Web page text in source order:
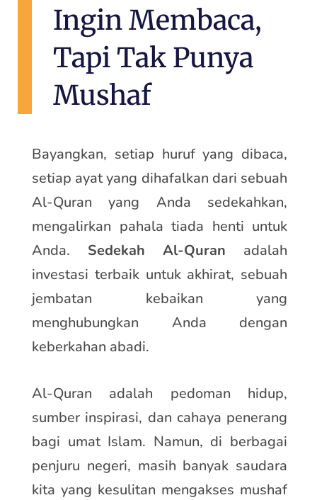
Ingin Membaca,
Tapi Tak Punya
Mushaf
Bayangkan, setiap huruf yang dibaca,
setiap ayat yang dihafalkan dari sebuah
Al-Quran yang Anda sedekahkan,
mengalirkan pahala tiada henti untuk
Anda. Sedekah Al-Quran adalah
investasi terbaik untuk akhirat, sebuah
jembatan kebaikan yang
menghubungkan Anda dengan
keberkahan abadi.
Al-Quran adalah pedoman hidup,
sumber inspirasi, dan cahaya penerang
bagi umat Islam. Namun, di berbagai
penjuru negeri, masih banyak saudara
kita yang kesulitan mengakses mushaf